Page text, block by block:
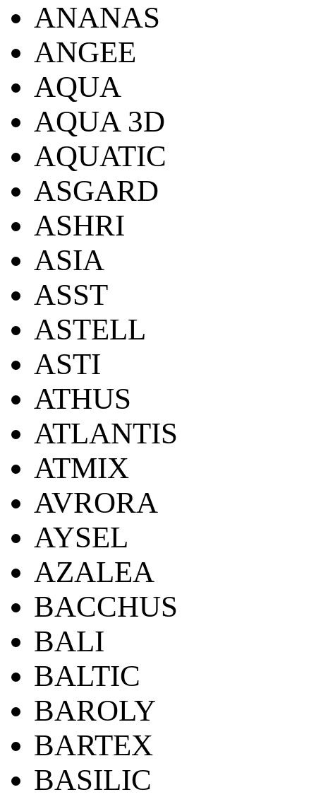
ANANAS
ANGEE
AQUA
AQUA 3D
AQUATIC
ASGARD
ASHRI
ASIA
ASST
ASTELL
ASTI
ATHUS
ATLANTIS
ATMIX
AVRORA
AYSEL
AZALEA
BACCHUS
BALI
BALTIC
BAROLY
BARTEX
BASILIC